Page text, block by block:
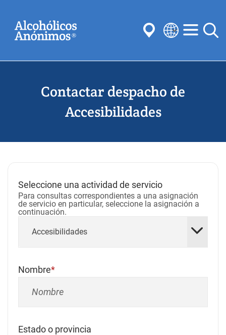
content
Buscar
Enviar
Búsquedas habituales:
Anonimato Pasos
Conceptos
Comités
Select
language
Contactar despacho de
Accesibilidades
Seleccione una actividad de servicio
Para consultas correspondientes a una asignación
de servicio en particular, seleccione la asignación a
continuación.
Accesibilidades
Nombre
Estado o provincia